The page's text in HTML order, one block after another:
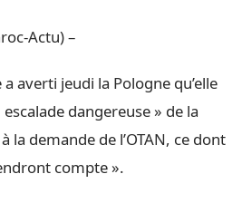
Actu) –
averti jeudi la Pologne qu’elle
dangereuse » de la
la demande de l’OTAN, ce dont
compte ».